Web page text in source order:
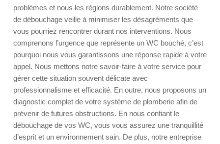
problèmes et nous les réglons durablement. Notre société
de débouchage veille à minimiser les désagréments que
vous pourriez rencontrer durant nos interventions. Nous
comprenons l’urgence que représente un WC bouché, c’est
pourquoi nous vous garantissons une réponse rapide à votre
appel. Nous mettons notre savoir-faire à votre service pour
gérer cette situation souvent délicate avec
professionnalisme et efficacité. En outre, nous proposons un
diagnostic complet de votre système de plomberie afin de
prévenir de futures obstructions. En nous confiant le
débouchage de vos WC, vous vous assurez une tranquillité
d’esprit et un environnement sain. De plus, notre entreprise